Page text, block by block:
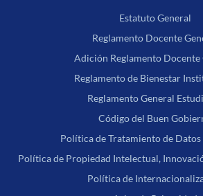
Estatuto General
Reglamento Docente
Adición Reglamento Docente
Reglamento de Bienestar
Reglamento General
Código del Buen
Política de Tratamiento de Datos
Política de Propiedad Intelectual,
Política de